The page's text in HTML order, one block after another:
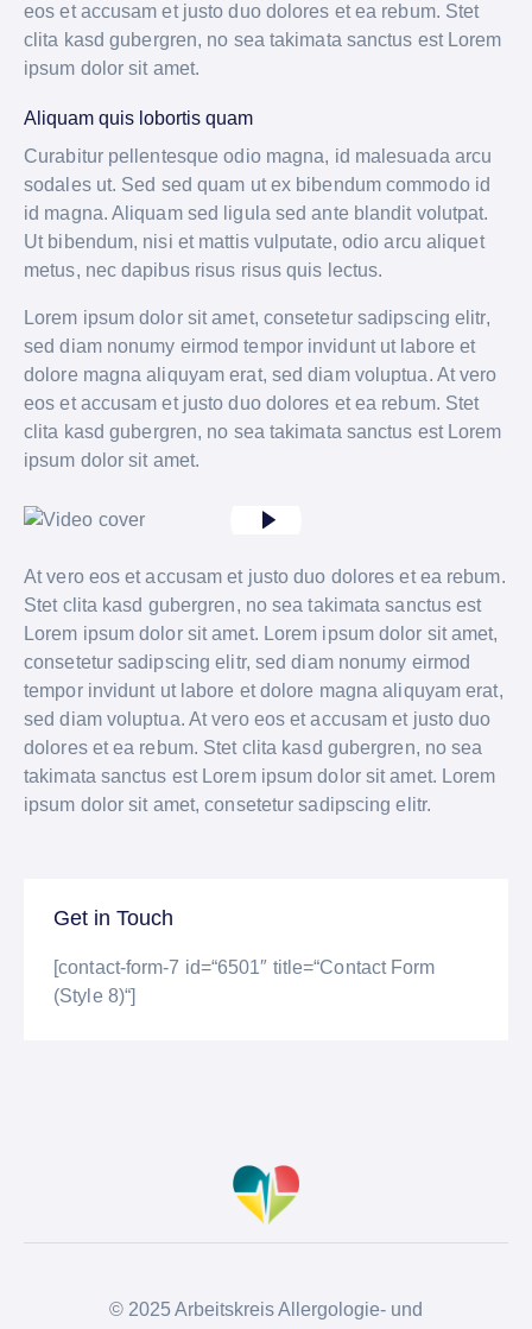
eos et accusam et justo duo dolores et ea rebum. Stet
clita kasd gubergren, no sea takimata sanctus est Lorem
ipsum dolor sit amet.
Aliquam quis lobortis quam
Curabitur pellentesque odio magna, id malesuada arcu
sodales ut. Sed sed quam ut ex bibendum commodo id
id magna. Aliquam sed ligula sed ante blandit volutpat.
Ut bibendum, nisi et mattis vulputate, odio arcu aliquet
metus, nec dapibus risus risus quis lectus.
Lorem ipsum dolor sit amet, consetetur sadipscing elitr,
sed diam nonumy eirmod tempor invidunt ut labore et
dolore magna aliquyam erat, sed diam voluptua. At vero
eos et accusam et justo duo dolores et ea rebum. Stet
clita kasd gubergren, no sea takimata sanctus est Lorem
ipsum dolor sit amet.
At vero eos et accusam et justo duo dolores et ea rebum.
Stet clita kasd gubergren, no sea takimata sanctus est
Lorem ipsum dolor sit amet. Lorem ipsum dolor sit amet,
consetetur sadipscing elitr, sed diam nonumy eirmod
tempor invidunt ut labore et dolore magna aliquyam erat,
sed diam voluptua. At vero eos et accusam et justo duo
dolores et ea rebum. Stet clita kasd gubergren, no sea
takimata sanctus est Lorem ipsum dolor sit amet. Lorem
ipsum dolor sit amet, consetetur sadipscing elitr.
Get in Touch
[contact-form-7 id=“6501″ title=“Contact Form
(Style 8)“]
© 2025 Arbeitskreis Allergologie- und